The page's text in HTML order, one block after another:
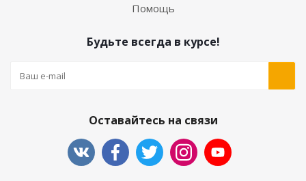
Помощь
Будьте всегда в курсе!
Оставайтесь на связи